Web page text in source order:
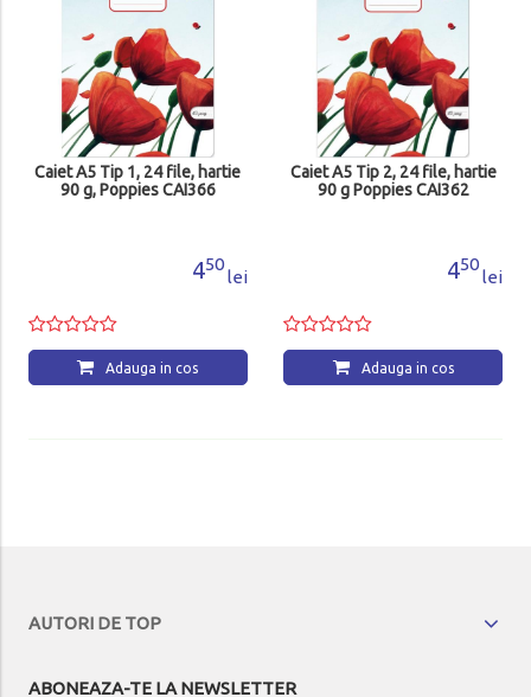
Caiet A5 Tip 1, 24 file, hartie
90 g, Poppies CAI366
450
lei
Adauga in cos
Caiet A5 Tip 2, 24 file, hartie
90 g Poppies CAI362
450
lei
Adauga in cos
AUTORI DE TOP
ABONEAZA-TE LA NEWSLETTER